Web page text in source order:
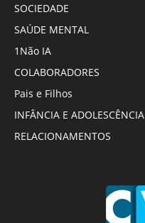
SOCIEDADE
SAÚDE MENTAL
1Não IA
COLABORADORES
Pais e Filhos
INFÂNCIA E ADOLESCÊNCIA
RELACIONAMENTOS